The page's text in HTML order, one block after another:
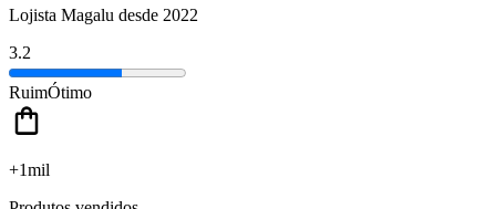
Lojista Magalu desde 2022
3.2
RuimÓtimo
+1mil